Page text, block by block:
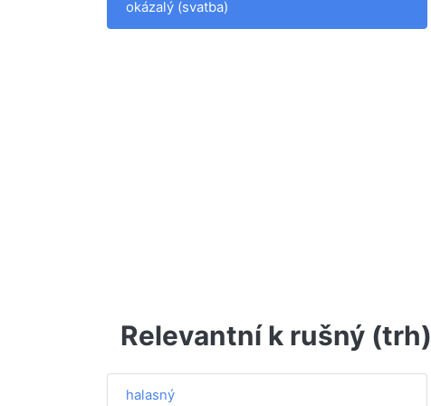
okázalý (svatba)
Relevantní k rušný (trh)
halasný